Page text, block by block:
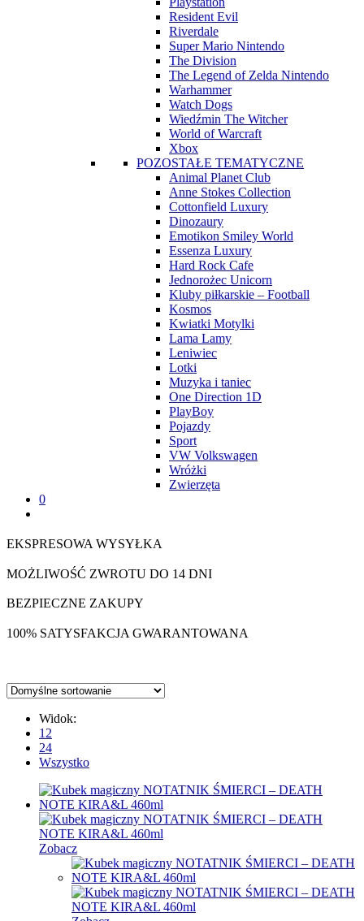
Resident Evil
Riverdale
Super Mario Nintendo
The Division
The Legend of Zelda Nintendo
Warhammer
Watch Dogs
Wiedźmin The Witcher
World of Warcraft
Xbox
POZOSTAŁE TEMATYCZNE
Animal Planet Club
Anne Stokes Collection
Cottonfield Luxury
Dinozaury
Emotikon Smiley World
Essenza Luxury
Hard Rock Cafe
Jednorożec Unicorn
Kluby piłkarskie – Football
Kosmos
Kwiatki Motylki
Lama Lamy
Leniwiec
Lotki
Muzyka i taniec
One Direction 1D
PlayBoy
Pojazdy
Sport
VW Volkswagen
Wróżki
Zwierzęta
0
EKSPRESOWA WYSYŁKA
MOŻLIWOŚĆ ZWROTU DO 14 DNI
BEZPIECZNE ZAKUPY
100% SATYSFAKCJA GWARANTOWANA
Widok:
12
24
Wszystko
Zobacz